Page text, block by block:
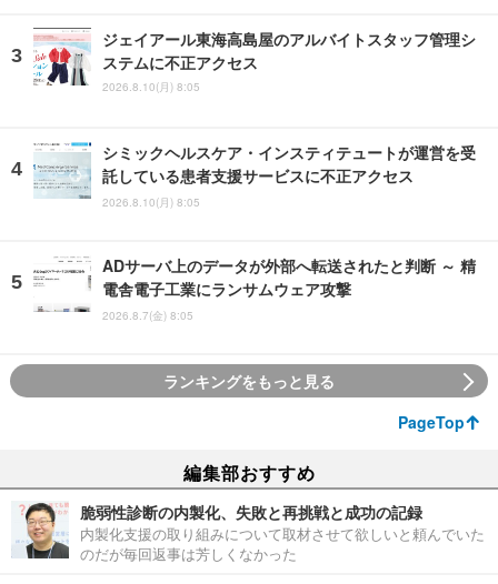
ジェイアール東海高島屋のアルバイトスタッフ管理シ
ステムに不正アクセス
2026.8.10(月) 8:05
シミックヘルスケア・インスティテュートが運営を受
託している患者支援サービスに不正アクセス
2026.8.10(月) 8:05
ADサーバ上のデータが外部へ転送されたと判断 ～ 精
電舎電子工業にランサムウェア攻撃
2026.8.7(金) 8:05
ランキングをもっと見る
PageTop
編集部おすすめ
脆弱性診断の内製化、失敗と再挑戦と成功の記録
内製化支援の取り組みについて取材させて欲しいと頼んでいた
のだが毎回返事は芳しくなかった